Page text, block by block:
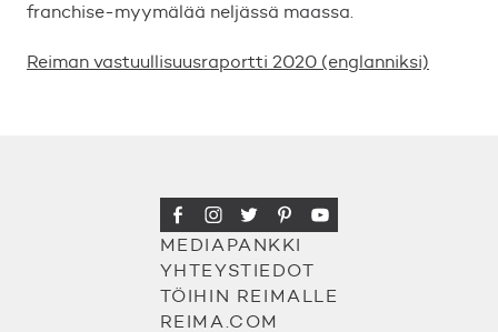
franchise-myymälää neljässä maassa.
Reiman vastuullisuusraportti 2020 (englanniksi)
MEDIAPANKKI
YHTEYSTIEDOT
TÖIHIN REIMALLE
REIMA.COM